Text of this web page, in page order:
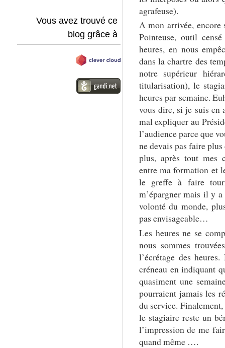
agrafeuse).
A mon arrivée, encore
Pointeuse, outil
heures, en nous
dans la chartre des
notre supérieur
titularisation), le
heures par semaine.
vous dire, si je suis en
mal expliquer au
l’audience parce que
ne devais pas faire
plus, après tout mes
entre ma formation et
le greffe à faire
m’épargner mais il y
volonté du monde,
pas envisageable…
Les heures ne se
nous sommes
l’écrétage des
créneau en indiquant
quasiment une
pourraient jamais les
du service.
le stagiaire reste un
l’impression de me
quand même ….
Vous avez trouvé ce
blog grâce à